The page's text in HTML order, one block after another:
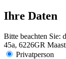
Ihre Daten
Bitte beachten Sie:
45a, 6226GR
Privatperson